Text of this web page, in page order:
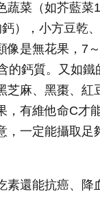
蔬菜（如芥藍菜
），小方豆乾
像是無花果，7
的鈣質。又如鐵
芝麻、黑棗、紅
，有維他命C才
，一定能攝取足
素還能抗癌、降